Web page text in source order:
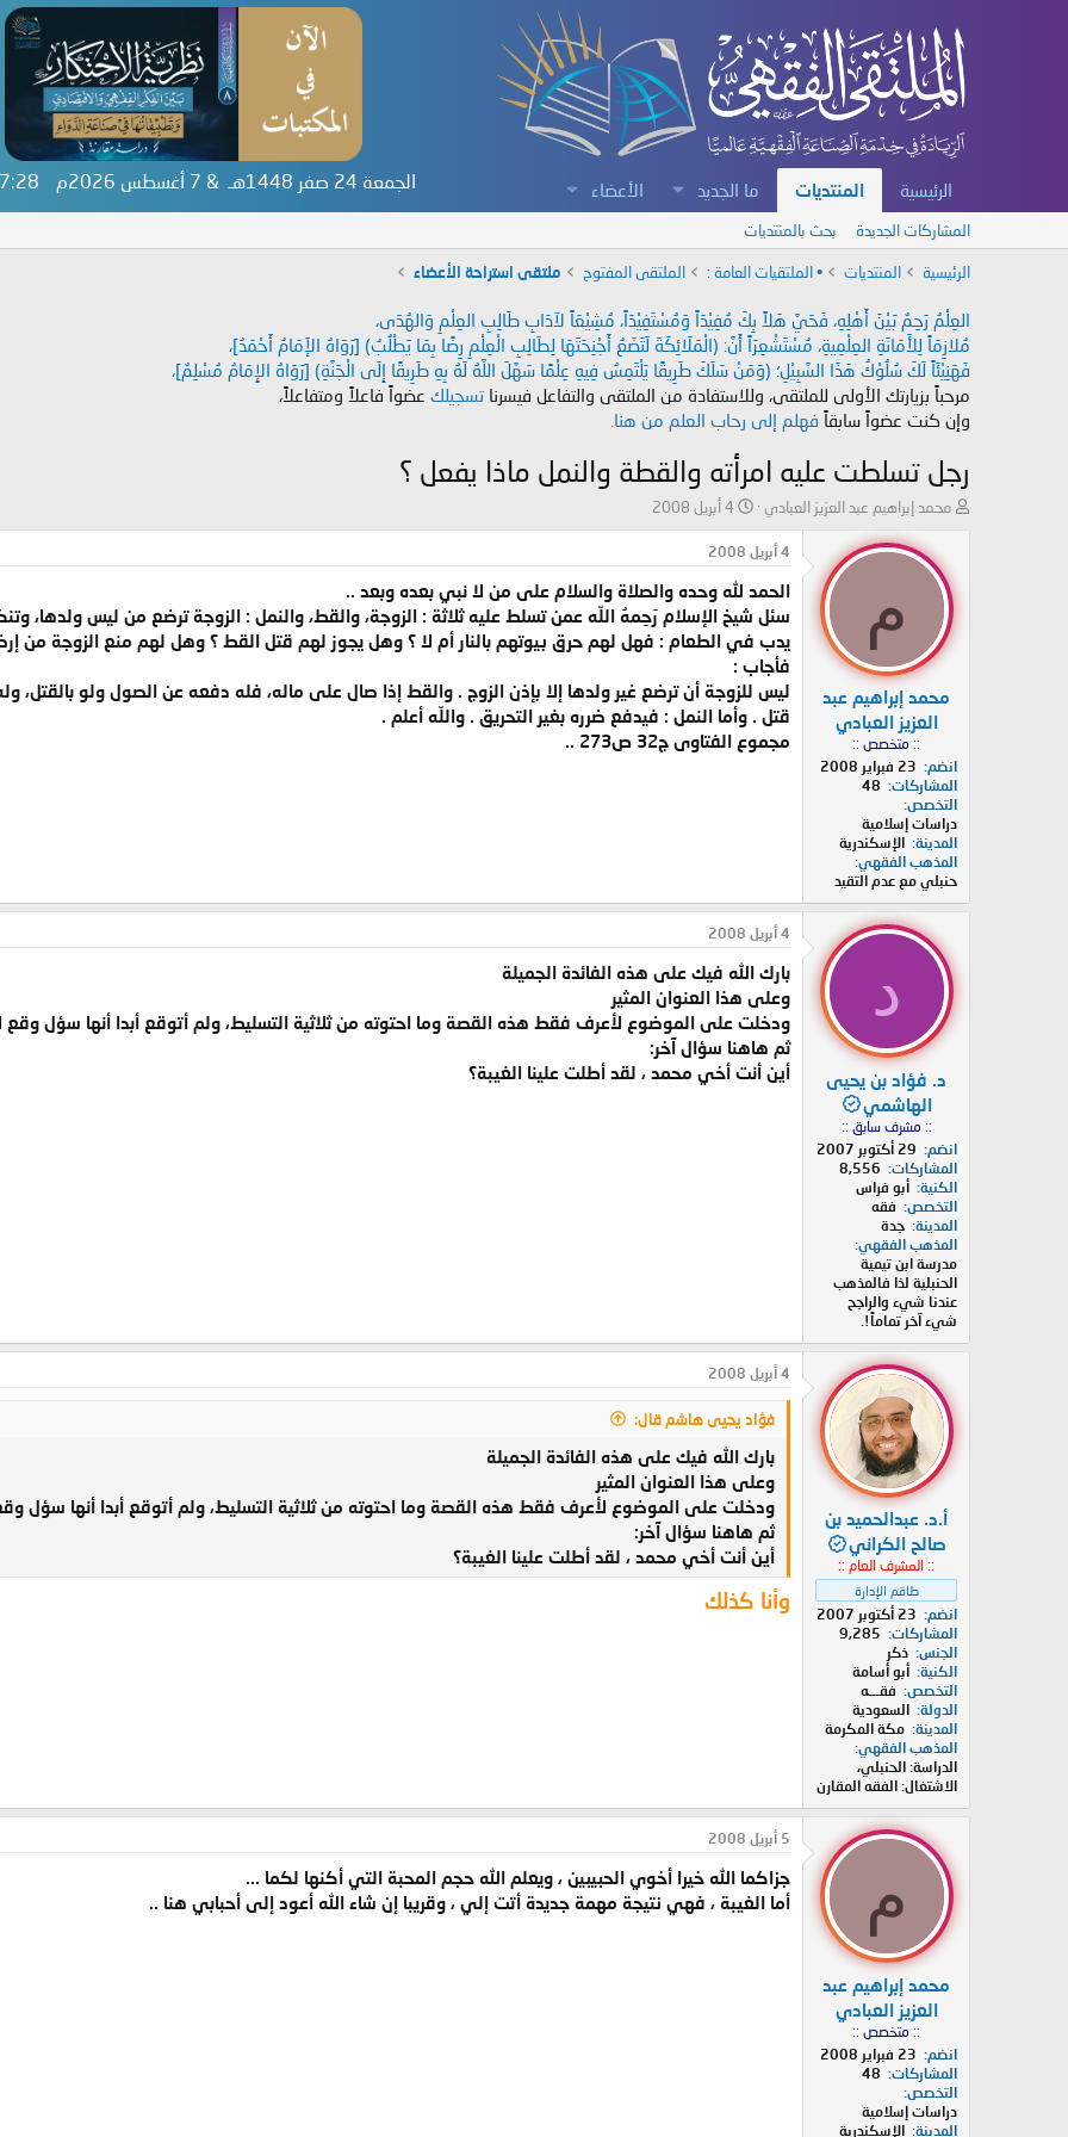
الرئيسية المنتديات ما الجديد الأعضاء الجمعة 24 صفر 1448هـ & 7 أغسطس 2026م
المشاركات الجديدة بحث بالمنتديات
الرئيسية المنتديات • الملتقيات العامة : الملتقى المفتوح ملتقى استراحة الأعضاء
العِلْمُ رَحِمٌ بَيْنَ أَهْلِهِ، فَحَيَّ هَلاً بِكَ مُفِيْدَاً وَمُسْتَفِيْدَاً، مُشِيْعَاً لآدَابِ طَالِبِ العِلْمِ وَالهُدَى،
مُلازِمَاً لِلأَمَانَةِ العِلْمِيةِ، مُسْتَشْعِرَاً أَنَّ: (الْمَلَائِكَةَ لَتَضَعُ أَجْنِحَتَهَا لِطَالِبِ الْعِلْمِ رِضًا بِمَا يَطْلُبُ) [رَوَاهُ الإَمَامُ أَحْمَدُ]،
فَهَنِيْئَاً لَكَ سُلُوْكُ هَذَا السَّبِيْلِ؛ (وَمَنْ سَلَكَ طَرِيقًا يَلْتَمِسُ فِيهِ عِلْمًا سَهَّلَ اللَّهُ لَهُ بِهِ طَرِيقًا إِلَى الْجَنَّةِ) [رَوَاهُ الإِمَامُ مُسْلِمٌ]،
مرحباً بزيارتك الأولى للملتقى، وللاستفادة من الملتقى والتفاعل فيسرنا تسجيلك عضواً فاعلاً ومتفاعلاً،
وإن كنت عضواً سابقاً فهلم إلى رحاب العلم من هنا.
رجل تسلطت عليه امرأته والقطة والنمل ماذا يفعل ؟
ب
ئ
ا
ل
م
و
و
محمد إبراهيم عبد العزيز العبادي
ت
ا
ر
ي
خ
ا
ب
د
ء
4 أبريل 2008
م
محمد إبراهيم عبد
العزيز العبادي
:: متخصص ::
انضم
23 فبراير 2008
المشاركات
48
التخصص
دراسات إسلامية
المدينة الإسكندرية
المذهب الفقهي
حنبلي مع عدم التقيد
4 أبريل 2008
الحمد لله وحده والصلاة والسلام على من لا نبي بعده وبعد ..
سئل شيخ الإسلام رَحِمهُ اللّه عمن تسلط عليه ثلاثة : الزوجة، والقط، والنمل : الزوجة ترضع من ليس ولدها،
يدب في الطعام : فهل لهم حرق بيوتهم بالنار أم لا ؟ وهل يجوز لهم قتل القط ؟ وهل لهم منع الزوجة من
فأجاب :
ليس للزوجة أن ترضع غير ولدها إلا بإذن الزوج . والقط إذا صال على ماله، فله دفعه عن الصول ولو بالقتل،
قتل . وأما النمل : فيدفع ضرره بغير التحريق . واللّه أعلم .
مجموع الفتاوى ج32 ص273 ..
د
د. فؤاد بن يحيى
الهاشمي
:: مشرف سابق ::
انضم
29 أكتوبر 2007
المشاركات
8,556
الكنية أبو فراس
التخصص
فقه
المدينة جدة
المذهب الفقهي
مدرسة ابن تيمية
الحنبلية لذا فالمذهب
عندنا شيء والراجح
شيء آخر تماماً!.
4 أبريل 2008
بارك الله فيك على هذه الفائدة الجميلة
وعلى هذا العنوان المثير
ودخلت على الموضوع لأعرف فقط هذه القصة وما احتوته من ثلاثية التسليط، ولم أتوقع أبدا أنها سؤل وقع
ثم هاهنا سؤال آخر:
أين أنت أخي محمد ، لقد أطلت علينا الغيبة؟
أ.د. عبدالحميد بن
صالح الكراني
:: المشرف العام ::
طاقم الإدارة
انضم
23 أكتوبر 2007
المشاركات
9,285
الجنس ذكر
الكنية أبو أسامة
التخصص
فقـــه
الدولة السعودية
المدينة مكة المكرمة
المذهب الفقهي
الدراسة: الحنبلي،
الاشتغال: الفقه المقارن
4 أبريل 2008
فؤاد يحيى هاشم قال:
بارك الله فيك على هذه الفائدة الجميلة
وعلى هذا العنوان المثير
ودخلت على الموضوع لأعرف فقط هذه القصة وما احتوته من ثلاثية التسليط، ولم أتوقع أبدا أنها سؤل وقع
ثم هاهنا سؤال آخر:
أين أنت أخي محمد ، لقد أطلت علينا الغيبة؟
وأنا كذلك
م
محمد إبراهيم عبد
العزيز العبادي
:: متخصص ::
انضم
23 فبراير 2008
المشاركات
48
التخصص
دراسات إسلامية
المدينة الإسكندرية
5 أبريل 2008
جزاكما الله خيرا أخوي الحبيبين ، ويعلم الله حجم المحبة التي أكنها لكما ...
أما الغيبة ، فهي نتيجة مهمة جديدة أتت إلي ، وقريبا إن شاء الله أعود إلى أحبابي هنا ..